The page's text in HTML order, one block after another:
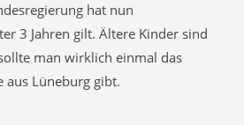
hat nun
3 Jahren gilt. Ältere Kinder sind
man wirklich einmal das
aus Lüneburg gibt.